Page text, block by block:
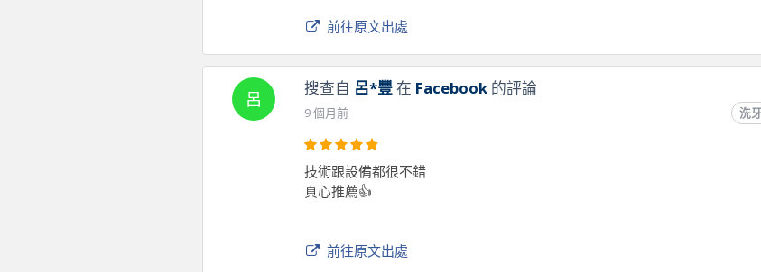
前往原文出處
呂
搜查自 呂*豐在 Facebook的評論
9 個月前 洗
技術跟設備都很不錯
真心推薦👍
前往原文出處